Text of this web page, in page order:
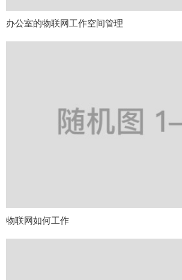
办公室的物联网工作空间管理
物联网如何工作